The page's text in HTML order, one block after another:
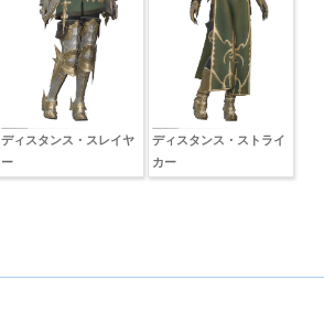
ディスタンス・スレイヤ
ー
ディスタンス・ストライ
カー